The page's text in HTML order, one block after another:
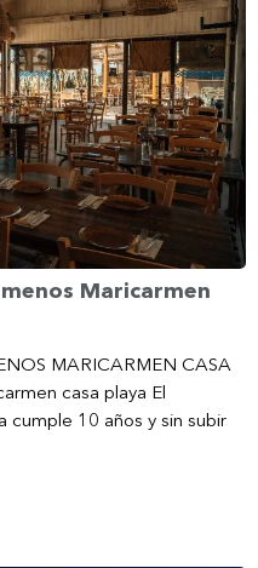
Maricarmen
MARICARMEN CASA
casa playa El
cumple 10 años y sin subir